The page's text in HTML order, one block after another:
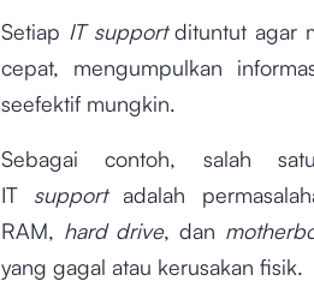
Setiap IT supportdituntut agar
cepat, mengumpulkan
seefektif mungkin.
Sebagai contoh, salah
IT support adalah
RAM, hard drive, dan
yang gagal atau kerusakan fisik.